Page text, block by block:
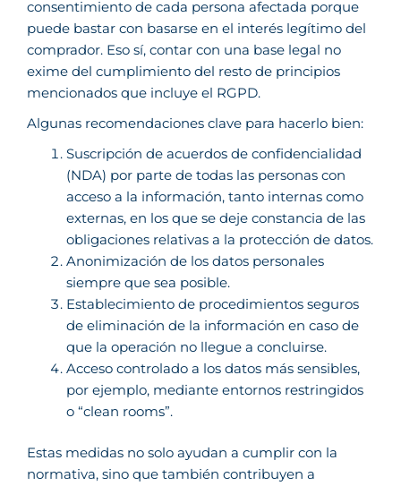
consentimiento de cada persona afectada porque
puede bastar con basarse en el interés legítimo del
comprador. Eso sí, contar con una base legal no
exime del cumplimiento del resto de principios
mencionados que incluye el RGPD.
Algunas recomendaciones clave para hacerlo bien:
Suscripción de acuerdos de confidencialidad
(NDA) por parte de todas las personas con
acceso a la información, tanto internas como
externas, en los que se deje constancia de las
obligaciones relativas a la protección de datos.
Anonimización de los datos personales
siempre que sea posible.
Establecimiento de procedimientos seguros
de eliminación de la información en caso de
que la operación no llegue a concluirse.
Acceso controlado a los datos más sensibles,
por ejemplo, mediante entornos restringidos
o “clean rooms”.
Estas medidas no solo ayudan a cumplir con la
normativa, sino que también contribuyen a